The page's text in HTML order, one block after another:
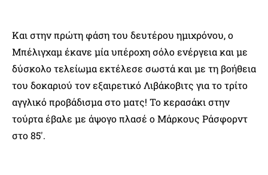
Και στην πρώτη φάση του δευτέρου ημιχρόνου, ο
Μπέλιγχαμ έκανε μία υπέροχη σόλο ενέργεια και με
δύσκολο τελείωμα εκτέλεσε σωστά και με τη βοήθεια
του δοκαριού τον εξαιρετικό Λιβάκοβιτς για το τρίτο
αγγλικό προβάδισμα στο ματς! Το κερασάκι στην
τούρτα έβαλε με άψογο πλασέ ο Μάρκους Ράσφορντ
στο 85′.